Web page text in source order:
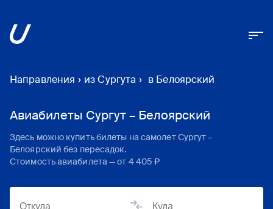
Направления › из Сургута › в Белоярский
Авиабилеты Сургут – Белоярский
Здесь можно купить билеты на самолетСургут–
Белоярский без пересадок.
Стоимость авиабилета — от 4 405 ₽